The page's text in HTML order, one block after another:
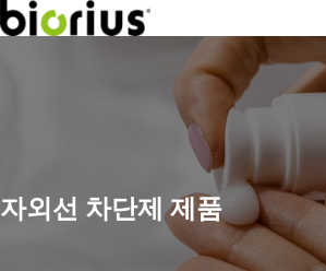
자외선 차단제 제품